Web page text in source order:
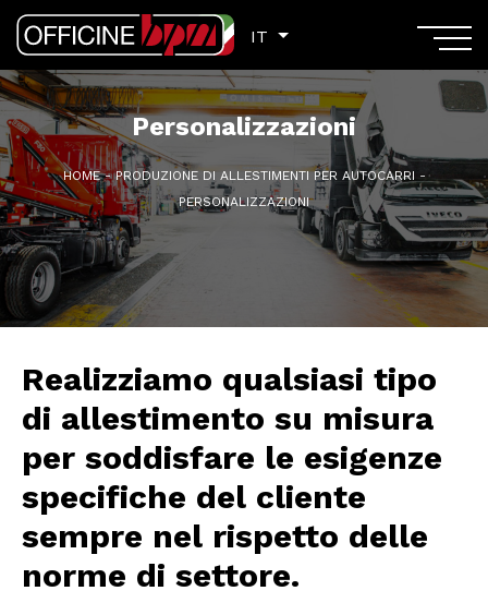
IT
Personalizzazioni
HOME-PRODUZIONE DI ALLESTIMENTI PER AUTOCARRI -
PERSONALIZZAZIONI
Realizziamo qualsiasi tipo
di allestimento su misura
per soddisfare le esigenze
specifiche del cliente
sempre nel rispetto delle
norme di settore.